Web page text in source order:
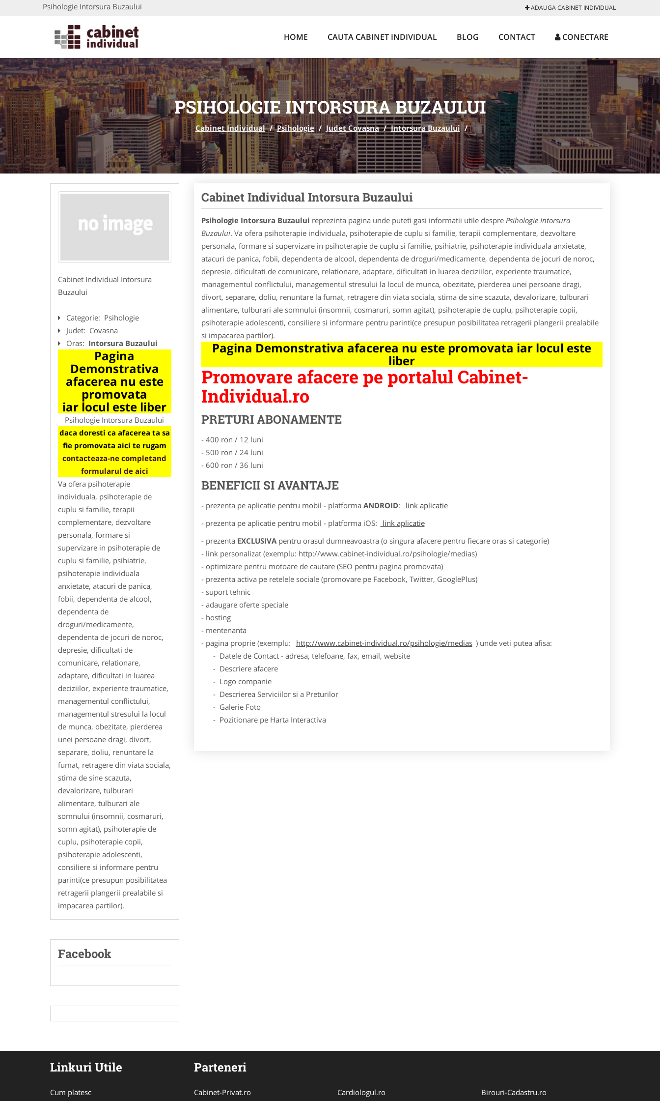
Psihologie Intorsura Buzaului ADAUGA CABINET INDIVIDUAL
HOME CAUTA CABINET INDIVIDUAL BLOG CONTACT CONECTARE
PSIHOLOGIE INTORSURA BUZAULUI
Cabinet Individual / Psihologie / Judet Covasna / Intorsura Buzaului /
Cabinet Individual Intorsura
Buzaului
Categorie: Psihologie
Judet: Covasna
Oras: Intorsura Buzaului
Pagina
Demonstrativa
afacerea nu este
promovata
iar locul este liber
Psihologie Intorsura Buzaului
daca doresti ca afacerea ta sa
fie promovata aici te rugam
contacteaza-ne completand
formularul de aici
Va ofera psihoterapie
individuala, psihoterapie de
cuplu si familie, terapii
complementare, dezvoltare
personala, formare si
supervizare in psihoterapie de
cuplu si familie, psihiatrie,
psihoterapie individuala
anxietate, atacuri de panica,
fobii, dependenta de alcool,
dependenta de
droguri/medicamente,
dependenta de jocuri de noroc,
depresie, dificultati de
comunicare, relationare,
adaptare, dificultati in luarea
deciziilor, experiente traumatice,
managementul conflictului,
managementul stresului la locul
de munca, obezitate, pierderea
unei persoane dragi, divort,
separare, doliu, renuntare la
fumat, retragere din viata sociala,
stima de sine scazuta,
devalorizare, tulburari
alimentare, tulburari ale
somnului (insomnii, cosmaruri,
somn agitat), psihoterapie de
cuplu, psihoterapie copii,
psihoterapie adolescenti,
consiliere si informare pentru
parinti(ce presupun posibilitatea
retragerii plangerii prealabile si
impacarea partilor).
Facebook
Cabinet Individual Intorsura Buzaului
Psihologie Intorsura Buzaului reprezinta pagina unde puteti gasi informatii utile despre Psihologie Intorsura
Buzaului. Va ofera psihoterapie individuala, psihoterapie de cuplu si familie, terapii complementare, dezvoltare
personala, formare si supervizare in psihoterapie de cuplu si familie, psihiatrie, psihoterapie individuala anxietate,
atacuri de panica, fobii, dependenta de alcool, dependenta de droguri/medicamente, dependenta de jocuri de noroc,
depresie, dificultati de comunicare, relationare, adaptare, dificultati in luarea deciziilor, experiente traumatice,
managementul conflictului, managementul stresului la locul de munca, obezitate, pierderea unei persoane dragi,
divort, separare, doliu, renuntare la fumat, retragere din viata sociala, stima de sine scazuta, devalorizare, tulburari
alimentare, tulburari ale somnului (insomnii, cosmaruri, somn agitat), psihoterapie de cuplu, psihoterapie copii,
psihoterapie adolescenti, consiliere si informare pentru parinti(ce presupun posibilitatea retragerii plangerii prealabile
si impacarea partilor).
Pagina Demonstrativa afacerea nu este promovata iar locul este
liber
Promovare afacere pe portalul Cabinet-
Individual.ro
PRETURI ABONAMENTE
- 400 ron / 12 luni
- 500 ron / 24 luni
- 600 ron / 36 luni
BENEFICII SI AVANTAJE
- prezenta pe aplicatie pentru mobil - platforma ANDROID:
link aplicatie
- prezenta pe aplicatie pentru mobil - platforma iOS:
link aplicatie
- prezenta EXCLUSIVApentru orasul dumneavoastra (o singura afacere pentru fiecare oras si categorie)
- link personalizat (exemplu: http://www.cabinet-individual.ro/psihologie/medias)
- optimizare pentru motoare de cautare (SEO pentru pagina promovata)
- prezenta activa pe retelele sociale (promovare pe Facebook, Twitter, GooglePlus)
- suport tehnic
- adaugare oferte speciale
- hosting
- mentenanta
- pagina proprie (exemplu:
http://www.cabinet-individual.ro/psihologie/medias ) unde veti putea afisa:
- Datele de Contact - adresa, telefoane, fax, email, website
- Descriere afacere
- Logo companie
- Descrierea Serviciilor si a Preturilor
- Galerie Foto
- Pozitionare pe Harta Interactiva
Linkuri Utile
Cum platesc
Parteneri
Cabinet-Privat.ro
Cardiologul.ro
Birouri-Cadastru.ro